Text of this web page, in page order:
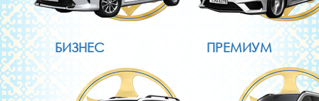
БИЗНЕС ПРЕМИУМ